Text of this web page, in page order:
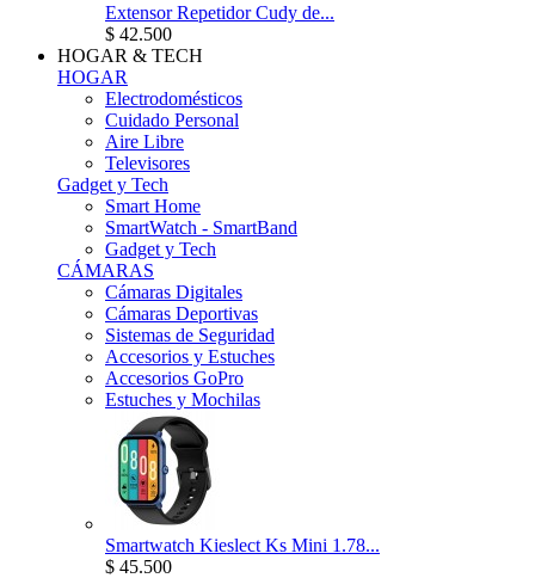
Extensor Repetidor Cudy de...
$ 42.500
HOGAR & TECH
HOGAR
Electrodomésticos
Cuidado Personal
Aire Libre
Televisores
Gadget y Tech
Smart Home
SmartWatch - SmartBand
Gadget y Tech
CÁMARAS
Cámaras Digitales
Cámaras Deportivas
Sistemas de Seguridad
Accesorios y Estuches
Accesorios GoPro
Estuches y Mochilas
Smartwatch Kieslect Ks Mini 1.78...
$ 45.500